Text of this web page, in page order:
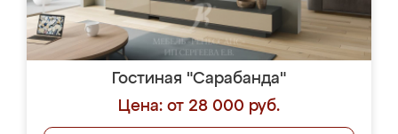
Гостиная "Сарабанда"
Цена: от 28 000 руб.